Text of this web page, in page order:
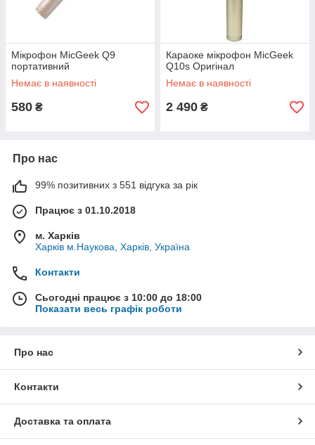
Мікрофон MicGeek Q9
портативний
Немає в наявності
580 ₴
Караоке мікрофон MicGeek
Q10s Оригінал
Немає в наявності
2 490 ₴
Про нас
99% позитивних з 551 відгука за рік
Працює з 01.10.2018
м. Харків
Харків м.Наукова, Харків, Україна
Контакти
Сьогодні працює з 10:00 до 18:00
Показати весь графік роботи
Про нас
Контакти
Доставка та оплата